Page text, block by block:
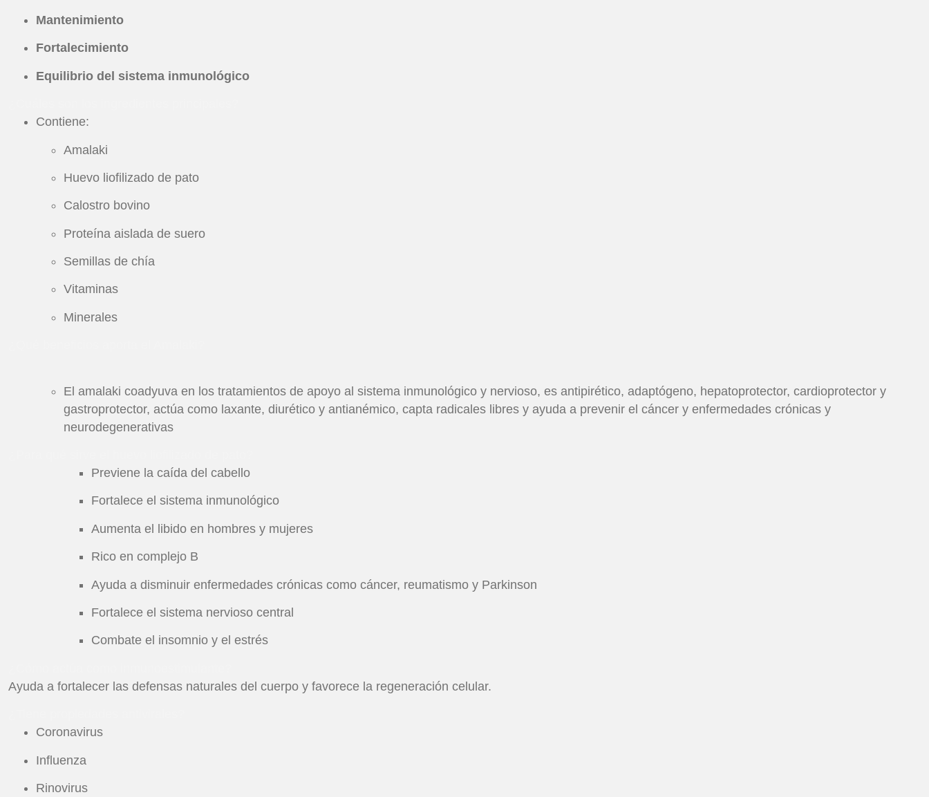
Mantenimiento
Fortalecimiento
Equilibrio del sistema inmunológico
Contiene:
Amalaki
Huevo liofilizado de pato
Calostro bovino
Proteína aislada de suero
Semillas de chía
Vitaminas
Minerales
El amalaki coadyuva en los tratamientos de apoyo al sistema inmunológico y nervioso, es antipirético, adaptógeno, hepatoprotector, cardioprotector y
gastroprotector, actúa como laxante, diurético y antianémico, capta radicales libres y ayuda a prevenir el cáncer y enfermedades crónicas y
neurodegenerativas
Previene la caída del cabello
Fortalece el sistema inmunológico
Aumenta el libido en hombres y mujeres
Rico en complejo B
Ayuda a disminuir enfermedades crónicas como cáncer, reumatismo y Parkinson
Fortalece el sistema nervioso central
Combate el insomnio y el estrés
Ayuda a fortalecer las defensas naturales del cuerpo y favorece la regeneración celular.
Coronavirus
Influenza
Rinovirus